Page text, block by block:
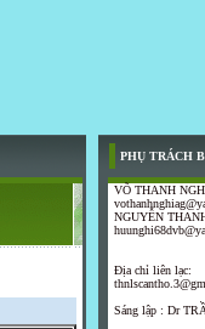
PHỤ TRÁCH
VÕ THANH
NGUYỄN
Địa chỉ liên lạc:
Sáng lập : Dr